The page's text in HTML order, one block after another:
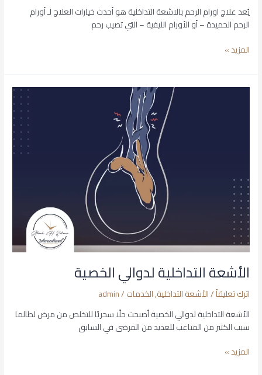
يُعد علاج اورام الرحم بالاشعة التداخلية هو أحدث خيارات العلاج لـ أورام
الرحم الحميدة – أو الأورام الليفية – التي تصيب رحم
المزيد »
الأشعة التداخلية لدوالي الخصية
اترك تعليقاً/الأشعة التداخلية,الخدمات/
admin
الأشعة التداخلية لدوالي الخصية أصبحت حلًا سحريًا للتخلص من مرض لطالما
سبب الكثير من المتاعب للعديد من المرضى في السابق
المزيد »